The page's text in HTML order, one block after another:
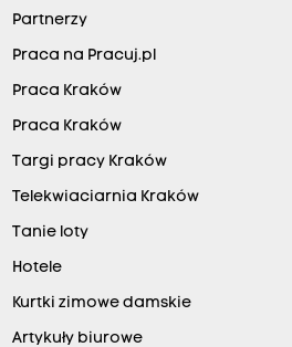
Partnerzy
Praca na Pracuj.pl
Praca Kraków
Praca Kraków
Targi pracy Kraków
Telekwiaciarnia Kraków
Tanie loty
Hotele
Kurtki zimowe damskie
Artykuły biurowe